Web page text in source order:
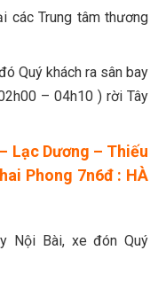
các Trung tâm thương
Quý khách ra sân bay
– 04h10 ) rời Tây
Lạc Dương – Thiếu
Phong 7n6đ : HÀ
Nội Bài, xe đón Quý